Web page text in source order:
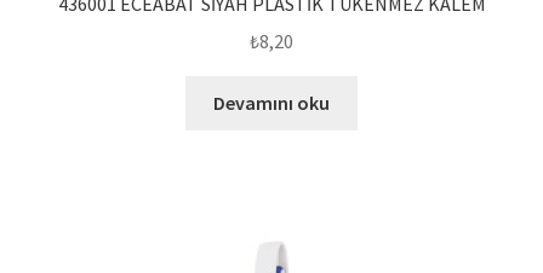
₺8,20
Devamını oku